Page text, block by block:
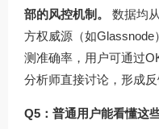
部的风控机制。
数据均
方权威源（如
测准确率，用户可通过
分析师直接讨论，形成反
Q5：普通用户能看懂这